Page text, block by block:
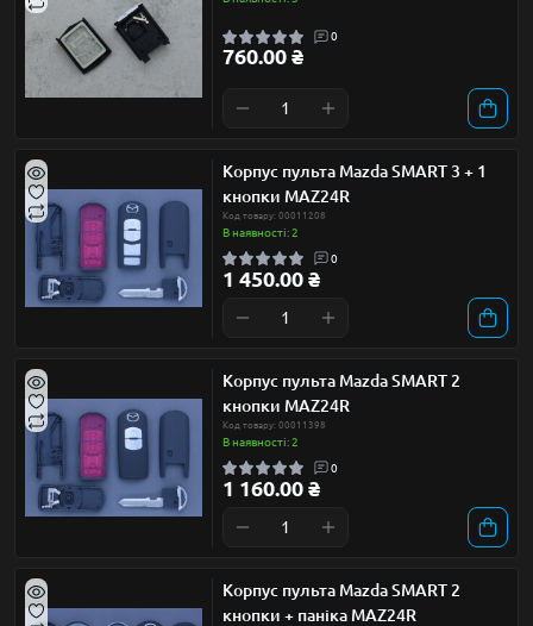
0
760.00 ₴
Корпус пульта Mazda SMART 3 + 1
кнопки MAZ24R
Код товару: 00011208
В наявності: 2
0
1 450.00 ₴
Корпус пульта Mazda SMART 2
кнопки MAZ24R
Код товару: 00011398
В наявності: 2
0
1 160.00 ₴
Корпус пульта Mazda SMART 2
кнопки + паніка MAZ24R